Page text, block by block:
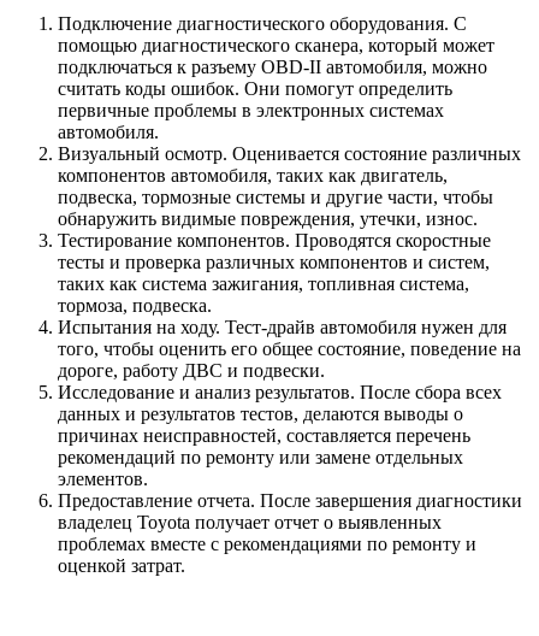
Подключение диагностического оборудования. С
помощью диагностического сканера, который может
подключаться к разъему OBD-II автомобиля, можно
считать коды ошибок. Они помогут определить
первичные проблемы в электронных системах
автомобиля.
Визуальный осмотр. Оценивается состояние различных
компонентов автомобиля, таких как двигатель,
подвеска, тормозные системы и другие части, чтобы
обнаружить видимые повреждения, утечки, износ.
Тестирование компонентов. Проводятся скоростные
тесты и проверка различных компонентов и систем,
таких как система зажигания, топливная система,
тормоза, подвеска.
Испытания на ходу. Тест-драйв автомобиля нужен для
того, чтобы оценить его общее состояние, поведение на
дороге, работу ДВС и подвески.
Исследование и анализ результатов. После сбора всех
данных и результатов тестов, делаются выводы о
причинах неисправностей, составляется перечень
рекомендаций по ремонту или замене отдельных
элементов.
Предоставление отчета. После завершения диагностики
владелец Toyota получает отчет о выявленных
проблемах вместе с рекомендациями по ремонту и
оценкой затрат.